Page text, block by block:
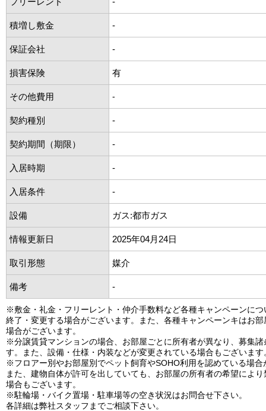
積増し敷金 -
保証会社 -
損害保険 有
その他費用 -
契約種別 -
契約期間（期限） -
入居時期 -
入居条件 -
設備 ガス:都市ガス
情報更新日 2025年04月24日
取引形態 媒介
備考 -
※敷金・礼金・フリーレント・仲介手数料など各種キャンペーンにつ
終了・変更する場合がございます。また、各種キャンペーンキはお
場合がございます。
※分譲賃貸マンションの場合、お部屋ごとに所有者が異なり、募集諸
す。また、設備・仕様・内装などが変更されている場合もございます
※フロアー別やお部屋別でペット飼育やSOHO利用を認めている場合
また、建物自体が許可を出していても、お部屋の所有者の希望によ
場合もございます。
※駐輪場・バイク置場・駐車場等の空き状況はお問合せ下さい。
各詳細は弊社スタッフまでご相談下さい。